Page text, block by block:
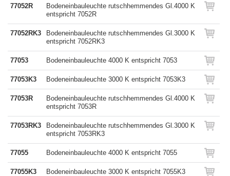
77052R
Bodeneinbauleuchte rutschhemmendes Gl.4000 K
entspricht 7052R
77052RK3
Bodeneinbauleuchte rutschhemmendes Gl.3000 K
entspricht 7052RK3
77053 Bodeneinbauleuchte 4000 K entspricht 7053
77053K3 Bodeneinbauleuchte 3000 K entspricht 7053K3
77053R
Bodeneinbauleuchte rutschhemmendes Gl.4000 K
entspricht 7053R
77053RK3
Bodeneinbauleuchte rutschhemmendes Gl.3000 K
entspricht 7053RK3
77055 Bodeneinbauleuchte 4000 K entspricht 7055
77055K3 Bodeneinbauleuchte 3000 K entspricht 7055K3